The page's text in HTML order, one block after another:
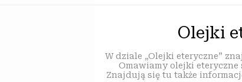
Olejki
W dziale „Olejki eteryczne”
Omawiamy olejki
Znajdują się tu także